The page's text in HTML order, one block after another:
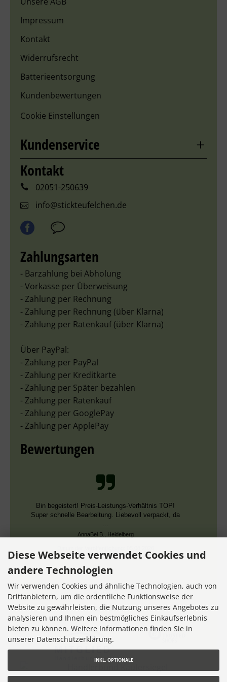
Must‑have für alle, die Wert auf Qualität und
Ausdruck legen.
Lieferumfang:
Impressum
Kontakt
Widerrufsrecht
Batterieentsorgung
Kundenbewertungen
Cookie Einstellungen
Kundenservice
Kontakt
02051-250639
info@stickteufelchen.de
Zahlungsarten
- Barzahlung bei Abholung
- Vorkasse per Überweisung
- Zahlung per Rechnung
- Zahlung per Rechnung (über Klarna)
- Zahlung per Ratenkauf (über Klarna)
Über PayPal:
- Zahlung per PayPal
- Zahlung per Kreditkarte
- Zahlung per Später bezahlen
- Zahlung per Ratenkauf
- Zahlung per GooglePay
- Zahlung per ApplePay
Bewertungen
Bin begeistert! Preis-Leistungs-Verhältnis TOP!
Super schnelle Bearbeitung. Liebevoll verpackt, da
...
AnnaBel B., Heidelberg
Datum der Kauferfahrung: 16.07.2026
7,355 Bewertungen
Diese Webseite verwendet Cookies und
andere Technologien
Wir verwenden Cookies und ähnliche Technologien, auch von
Drittanbietern, um die ordentliche Funktionsweise der
Website zu gewährleisten, die Nutzung unseres Angebotes zu
analysieren und Ihnen ein bestmögliches Einkaufserlebnis
bieten zu können. Weitere Informationen finden Sie in
unserer Datenschutzerklärung.
INKL. OPTIONALE